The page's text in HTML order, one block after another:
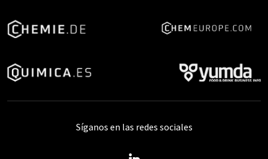
Síganos en las redes sociales